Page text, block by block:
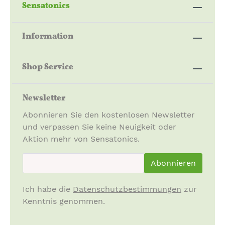
Sensatonics
Information
Shop Service
Newsletter
Abonnieren Sie den kostenlosen Newsletter
und verpassen Sie keine Neuigkeit oder
Aktion mehr von Sensatonics.
Abonnieren
Ich habe die Datenschutzbestimmungen zur
Kenntnis genommen.